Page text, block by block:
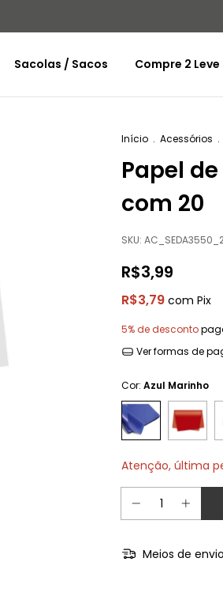
Sacolas / Sacos Compre 2 Leve
Início . Acessórios .
Papel
com 20
SKU:
R$3,99
R$3,79 com Pix
5% de desconto
Ver formas de
Cor: Azul Marinho
Atenção, última
Meios de envio